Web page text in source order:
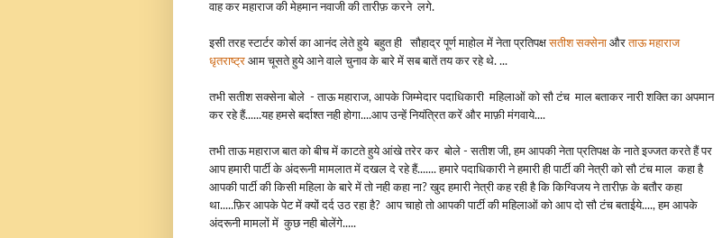
वाह कर महाराज की मेहमान नवाजी की तारीफ़ करने लगे.
इसी तरह स्टार्टर कोर्स का आनंद लेते हुये बहुत ही सौहाद्र पूर्ण माहोल मेंनेता प्रतिपक्षसतीश सक्सेना औरताऊ महाराज
धृतराष्ट्र आम चूसते हुये आने वाले चुनाव के बारे में सब बातें तय कर रहे थे. ...
तभी सतीश सक्सेना बोले - ताऊ महाराज, आपके जिम्मेदार पदाधिकारी महिलाओं को सौ टंच माल बताकर नारी शक्ति का अपमान
कर रहे हैं......यह हमसे बर्दाश्त नही होगा....आप उन्हें नियंत्रित करें और माफ़ी मंगवाये....
तभी ताऊ महाराज बात को बीच में काटते हुये आंखे तरेर कर बोले - सतीश जी, हम आपकी नेता प्रतिपक्ष के नाते इज्जत करते हैं पर
आप हमारी पार्टी के अंदरूनी मामलात में दखल दे रहे हैं....... हमारे पदाधिकारी ने हमारी ही पार्टी की नेत्री को सौ टंच माल कहा है
आपकी पार्टी की किसी महिला के बारे में तो नही कहा ना? खुद हमारी नेत्री कह रही है कि किग्विजय ने तारीफ़ के बतौर कहा
था.....फ़िर आपके पेट में क्यों दर्द उठ रहा है? आप चाहो तो आपकी पार्टी की महिलाओं को आप दो सौ टंच बताईये...., हम आपके
अंदरूनी मामलों में कुछ नही बोलेंगे.....